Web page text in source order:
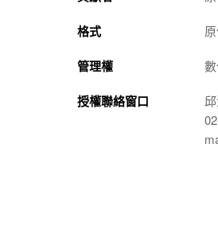
格式
管理權
授權聯絡窗口